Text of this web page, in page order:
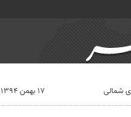
شمالی ۱۷ بهمن ۱۳۹۴، ۱۸:۰۰